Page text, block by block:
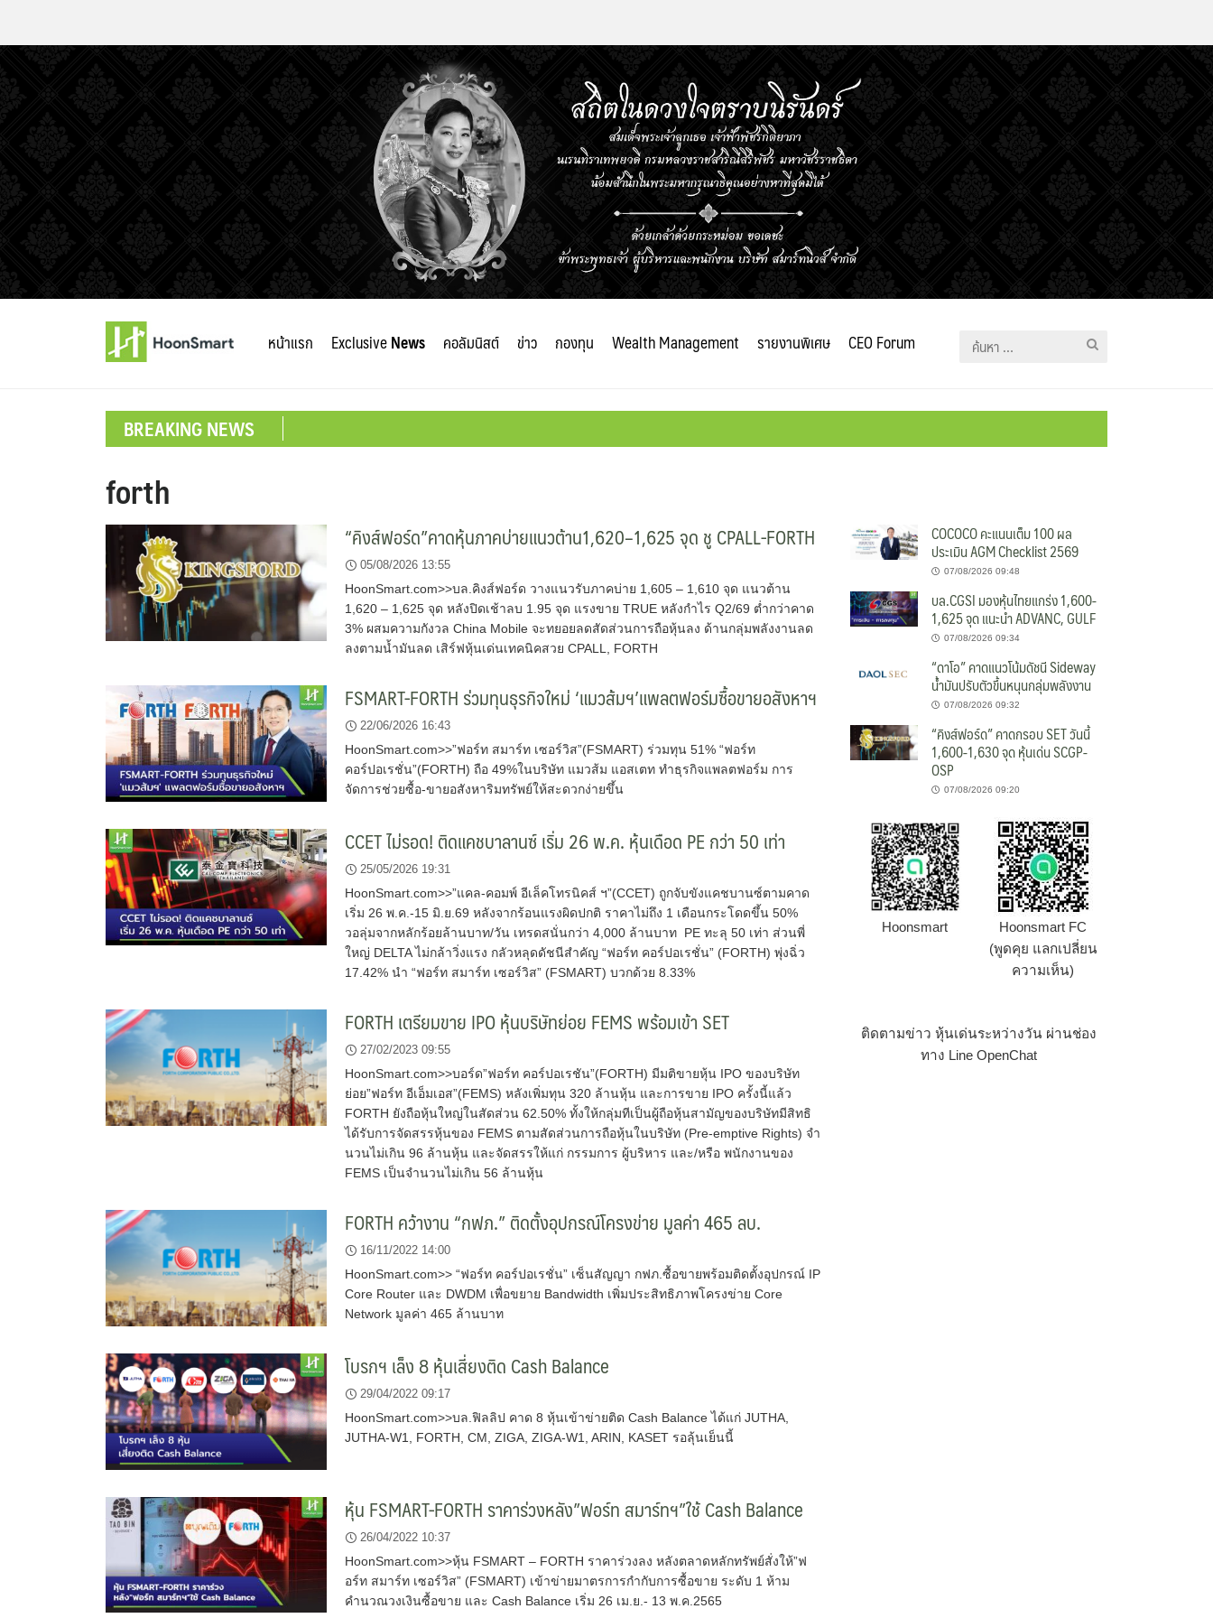
หน้าแรก ExclusiveNews คอลัมนิสต์ ข่าว กองทุน Wealth Management รายงานพิเศษ CEO Forum
ค้นหา
BREAKING NEWS
forth
“คิงส์ฟอร์ด”คาดหุ้นภาคบ่ายแนวต้าน1,620–1,625 จุด ชู CPALL-FORTH
05/08/2026 13:55
HoonSmart.com>>บล.คิงส์ฟอร์ด วางแนวรับภาคบ่าย 1,605 – 1,610 จุด แนวต้าน
1,620 – 1,625 จุด หลังปิดเช้าลบ 1.95 จุด แรงขาย TRUE หลังกำไร Q2/69 ต่ำกว่าคาด
3% ผสมความกังวล China Mobile จะทยอยลดสัดส่วนการถือหุ้นลง ด้านกลุ่มพลังงานลด
ลงตามน้ำมันลด เสิร์ฟหุ้นเด่นเทคนิคสวย CPALL, FORTH
FSMART-FORTH ร่วมทุนธุรกิจใหม่ ‘แมวส้มฯ’แพลตฟอร์มซื้อขายอสังหาฯ
22/06/2026 16:43
HoonSmart.com>>”ฟอร์ท สมาร์ท เซอร์วิส”(FSMART) ร่วมทุน 51% “ฟอร์ท
คอร์ปอเรชั่น”(FORTH) ถือ 49%ในบริษัท แมวส้ม แอสเตท ทำธุรกิจแพลตฟอร์ม การ
จัดการช่วยซื้อ-ขายอสังหาริมทรัพย์ให้สะดวกง่ายขึ้น
CCET ไม่รอด! ติดแคชบาลานซ์ เริ่ม 26 พ.ค. หุ้นเดือด PE กว่า 50 เท่า
25/05/2026 19:31
HoonSmart.com>>”แคล-คอมพ์ อีเล็คโทรนิคส์ ฯ”(CCET) ถูกจับขังแคชบานซ์ตามคาด
เริ่ม 26 พ.ค.-15 มิ.ย.69 หลังจากร้อนแรงผิดปกติ ราคาไม่ถึง 1 เดือนกระโดดขึ้น 50%
วอลุ่มจากหลักร้อยล้านบาท/วัน เทรดสนั่นกว่า 4,000 ล้านบาท PE ทะลุ 50 เท่า ส่วนพี่
ใหญ่ DELTA ไม่กล้าวิ่งแรง กลัวหลุดดัชนีสำคัญ “ฟอร์ท คอร์ปอเรชั่น” (FORTH) พุ่งฉิ่ว
17.42% นำ “ฟอร์ท สมาร์ท เซอร์วิส” (FSMART) บวกด้วย 8.33%
FORTH เตรียมขาย IPO หุ้นบริษัทย่อย FEMS พร้อมเข้า SET
27/02/2023 09:55
HoonSmart.com>>บอร์ด”ฟอร์ท คอร์ปอเรชัน”(FORTH) มีมติขายหุ้น IPO ของบริษัท
ย่อย”ฟอร์ท อีเอ็มเอส”(FEMS) หลังเพิ่มทุน 320 ล้านหุ้น และการขาย IPO ครั้งนี้แล้ว
FORTH ยังถือหุ้นใหญ่ในสัดส่วน 62.50% ทั้งให้กลุ่มทีเป็นผู้ถือหุ้นสามัญของบริษัทมีสิทธิ
ได้รับการจัดสรรหุ้นของ FEMS ตามสัดส่วนการถือหุ้นในบริษัท (Pre-emptive Rights) จํา
นวนไม่เกิน 96 ล้านหุ้น และจัดสรรให้แก่ กรรมการ ผู้บริหาร และ/หรือ พนักงานของ
FEMS เป็นจํานวนไม่เกิน 56 ล้านหุ้น
FORTH คว้างาน “กฟภ.” ติดตั้งอุปกรณ์โครงข่าย มูลค่า 465 ลบ.
16/11/2022 14:00
HoonSmart.com>> “ฟอร์ท คอร์ปอเรชั่น” เซ็นสัญญา กฟภ.ซื้อขายพร้อมติดตั้งอุปกรณ์ IP
Core Router และ DWDM เพื่อขยาย Bandwidth เพิ่มประสิทธิภาพโครงข่าย Core
Network มูลค่า 465 ล้านบาท
โบรกฯ เล็ง 8 หุ้นเสี่ยงติด Cash Balance
29/04/2022 09:17
HoonSmart.com>>บล.ฟิลลิป คาด 8 หุ้นเข้าข่ายติด Cash Balance ได้แก่ JUTHA,
JUTHA-W1, FORTH, CM, ZIGA, ZIGA-W1, ARIN, KASET รอลุ้นเย็นนี้
หุ้น FSMART-FORTH ราคาร่วงหลัง”ฟอร์ท สมาร์ทฯ”ใช้ Cash Balance
26/04/2022 10:37
HoonSmart.com>>หุ้น FSMART – FORTH ราคาร่วงลง หลังตลาดหลักทรัพย์สั่งให้”ฟ
อร์ท สมาร์ท เซอร์วิส” (FSMART) เข้าข่ายมาตรการกำกับการซื้อขาย ระดับ 1 ห้าม
คำนวณวงเงินซื้อขาย และ Cash Balance เริ่ม 26 เม.ย.- 13 พ.ค.2565
COCOCO คะแนนเต็ม 100 ผล
ประเมิน AGM Checklist 2569
07/08/2026 09:48
บล.CGSI มองหุ้นไทยแกร่ง 1,600-
1,625 จุด แนะนำ ADVANC, GULF
07/08/2026 09:34
“ดาโอ” คาดแนวโน้มดัชนี Sideway
น้ำมันปรับตัวขึ้นหนุนกลุ่มพลังงาน
07/08/2026 09:32
“คิงส์ฟอร์ด” คาดกรอบ SET วันนี้
1,600-1,630 จุด หุ้นเด่น SCGP-
OSP
07/08/2026 09:20
Hoonsmart
Hoonsmart FC
(พูดคุย แลกเปลี่ยน
ความเห็น)
ติดตามข่าว หุ้นเด่นระหว่างวัน ผ่านช่อง
ทาง Line OpenChat